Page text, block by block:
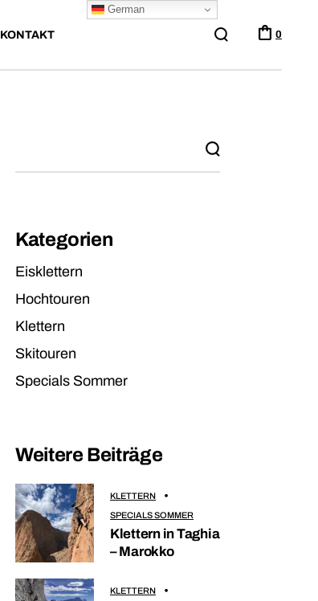
KONTAKT
German
0
Kategorien
Eisklettern
Hochtouren
Klettern
Skitouren
Specials Sommer
Weitere Beiträge
KLETTERN
SPECIALS SOMMER
Klettern in Taghia
– Marokko
KLETTERN